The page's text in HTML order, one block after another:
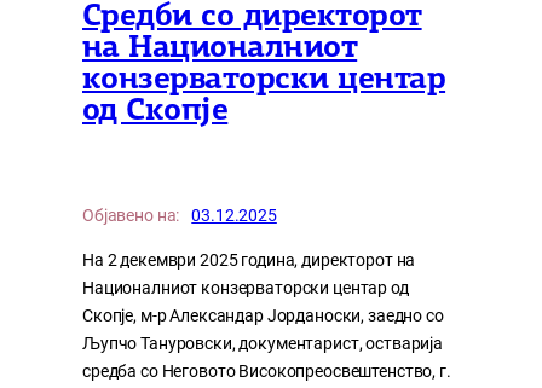
Средби со директорот
на Националниот
конзерваторски центар
од Скопје
Објавено на: 03.12.2025
На 2 декември 2025 година, директорот на
Националниот конзерваторски центар од
Скопје, м-р Александар Јорданоски, заедно со
Љупчо Тануровски, документарист, остварија
средба со Неговото Високопреосвештенство, г.